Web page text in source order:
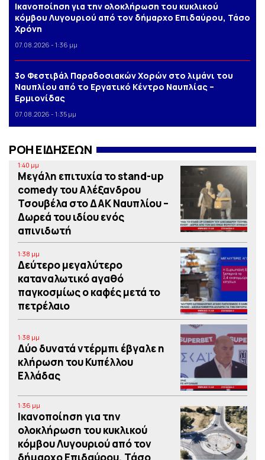
Iκανοποίηση για την ολοκλήρωση του κυκλικού
κόμβου Λυγουριού από τον δήμαρχο Επιδαύρου, Τάσο
Χρόνη
07.08.2026 - 1:36 μμ
3o Φεστιβάλ Παραδοσιακών Χορών στο λιμάνι του
Ναυπλίου από το Εργατικό Κέντρο Ναυπλίας –
Ερμιονίδας
07.08.2026 - 1:35 μμ
ΡΟΗ ΕΙΔΗΣΕΩΝ
1:40 μμ
Μεγάλη επιτυχία το stand-up
comedy του Αλέξανδρου
Τσουβέλα στο ΔΑΚ Ναυπλίου –
Δωρεά του ιδίου ενός
απινιδωτή
1:38 μμ
Δεύτερο μεγαλύτερο
καταναλωτικό αγαθό
παγκοσμίως ο καφές μετά το
πετρέλαιο
1:38 μμ
Δύο δυνατά ντέρμπι έβγαλε η
κλήρωση του Κυπέλλου
Ελλάδας
1:36 μμ
Iκανοποίηση για την
ολοκλήρωση του κυκλικού
κόμβου Λυγουριού από τον